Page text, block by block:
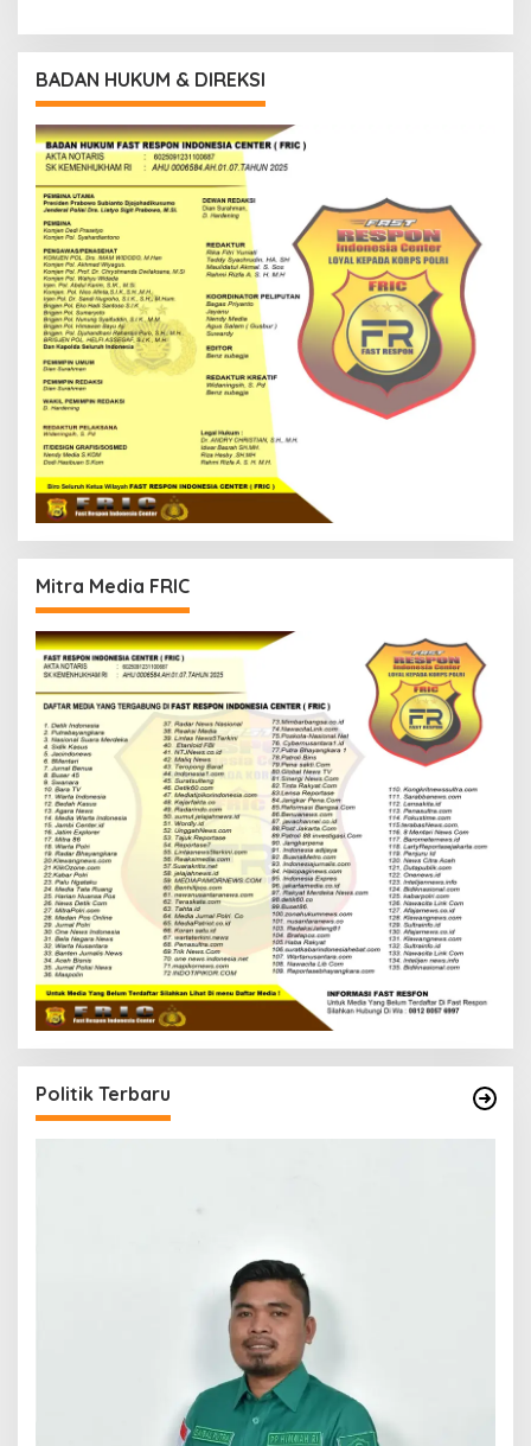
BADAN HUKUM & DIREKSI
Mitra Media FRIC
Politik Terbaru